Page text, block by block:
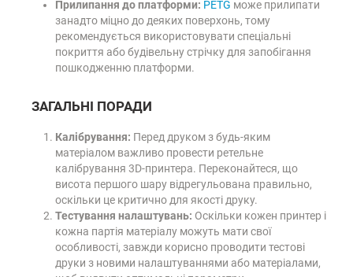
Прилипання до платформи: PETG може прилипати
занадто міцно до деяких поверхонь, тому
рекомендується використовувати спеціальні
покриття або будівельну стрічку для запобігання
пошкодженню платформи.
ЗАГАЛЬНІ ПОРАДИ
Калібрування: Перед друком з будь-яким
матеріалом важливо провести ретельне
калібрування 3D-принтера. Переконайтеся, що
висота першого шару відрегульована правильно,
оскільки це критично для якості друку.
Тестування налаштувань: Оскільки кожен принтер і
кожна партія матеріалу можуть мати свої
особливості, завжди корисно проводити тестові
друки з новими налаштуваннями або матеріалами,